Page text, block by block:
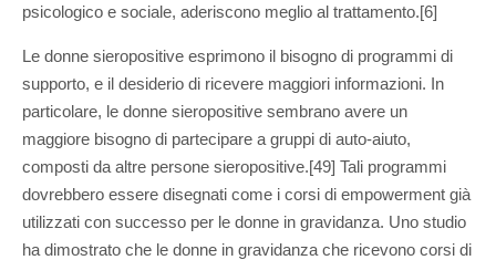
psicologico e sociale, aderiscono meglio al trattamento.[6]
Le donne sieropositive esprimono il bisogno di programmi di
supporto, e il desiderio di ricevere maggiori informazioni. In
particolare, le donne sieropositive sembrano avere un
maggiore bisogno di partecipare a gruppi di auto-aiuto,
composti da altre persone sieropositive.[49] Tali programmi
dovrebbero essere disegnati come i corsi di empowerment già
utilizzati con successo per le donne in gravidanza. Uno studio
ha dimostrato che le donne in gravidanza che ricevono corsi di